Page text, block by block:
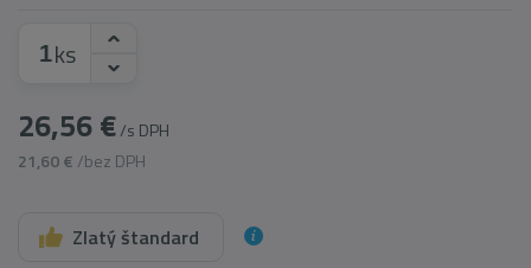
ks
26,56 €/s DPH
21,60 € /bez DPH
Zlatý štandard